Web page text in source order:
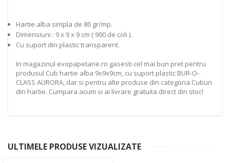
Hartie alba simpla de 80 gr/mp.
Dimensiuni : 9 x 9 x 9 cm ( 900 de coli ).
Cu suport din plastic transparent.
In magazinul evopapetarie.ro gasesti cel mai bun pret pentru
produsul Cub hartie alba 9x9x9cm, cu suport plastic BUR-O-
CLASS AURORA, dar si pentru alte produse din categoria Cuburi
din hartie. Cumpara acum si ai livrare gratuita direct din stoc!
ULTIMELE PRODUSE VIZUALIZATE